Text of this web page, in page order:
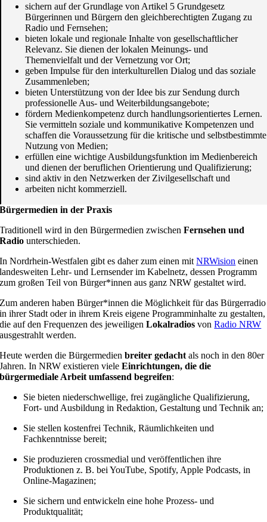
sichern auf der Grundlage von Artikel 5 Grundgesetz
Bürgerinnen und Bürgern den gleichberechtigten Zugang zu
Radio und Fernsehen;
bieten lokale und regionale Inhalte von gesellschaftlicher
Relevanz. Sie dienen der lokalen Meinungs- und
Themenvielfalt und der Vernetzung vor Ort;
geben Impulse für den interkulturellen Dialog und das soziale
Zusammenleben;
bieten Unterstützung von der Idee bis zur Sendung durch
professionelle Aus- und Weiterbildungsangebote;
fördern Medienkompetenz durch handlungsorientiertes Lernen.
Sie vermitteln soziale und kommunikative Kompetenzen und
schaffen die Voraussetzung für die kritische und selbstbestimmte
Nutzung von Medien;
erfüllen eine wichtige Ausbildungsfunktion im Medienbereich
und dienen der beruflichen Orientierung und Qualifizierung;
sind aktiv in den Netzwerken der Zivilgesellschaft und
arbeiten nicht kommerziell.
Bürgermedien in der Praxis
Traditionell wird in den Bürgermedien zwischenFernsehen und
Radio unterschieden.
In Nordrhein-Westfalen gibt es daher zum einen mitNRWision einen
landesweiten Lehr- und Lernsender im Kabelnetz, dessen Programm
zum großen Teil von Bürger*innen aus ganz NRW gestaltet wird.
Zum anderen haben Bürger*innen die Möglichkeit für das Bürgerradio
in ihrer Stadt oder in ihrem Kreis eigene Programminhalte zu gestalten,
die auf den Frequenzen des jeweiligenLokalradios vonRadio NRW
ausgestrahlt werden.
Heute werden die Bürgermedienbreiter gedacht als noch in den 80er
Jahren. In NRW existieren vieleEinrichtungen, die die
bürgermediale Arbeit umfassend begreifen:
Sie bieten niederschwellige, frei zugängliche Qualifizierung,
Fort- und Ausbildung in Redaktion, Gestaltung und Technik an;
Sie stellen kostenfrei Technik, Räumlichkeiten und
Fachkenntnisse bereit;
Sie produzieren crossmedial und veröffentlichen ihre
Produktionen z. B. bei YouTube, Spotify, Apple Podcasts, in
Online-Magazinen;
Sie sichern und entwickeln eine hohe Prozess- und
Produktqualität;